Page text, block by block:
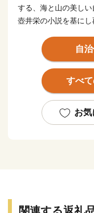
する、海と山の美しい
壺井栄の小説を基に
渓、18世紀頃より伝
ど、数多くの観光ス
醤油、佃煮、そうめ
リーブ発祥の地、小
自
すべ
お